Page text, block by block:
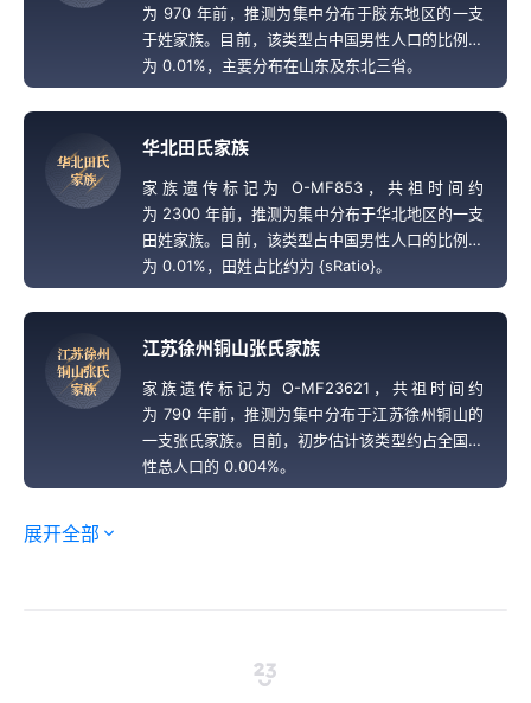
为 970 年前，推测为集中分布于胶东地区的一支
于姓家族。目前，该类型占中国男性人口的比例约
为 0.01%，主要分布在山东及东北三省。
华北田氏
家族
华北田氏家族
家族遗传标记为 O-MF853，共祖时间约
为 2300 年前，推测为集中分布于华北地区的一支
田姓家族。目前，该类型占中国男性人口的比例约
为 0.01%，田姓占比约为 {sRatio}。
江苏徐州
铜山张氏
家族
江苏徐州铜山张氏家族
家族遗传标记为 O-MF23621，共祖时间约
为 790 年前，推测为集中分布于江苏徐州铜山的
一支张氏家族。目前，初步估计该类型约占全国男
性总人口的 0.004%。
展开全部